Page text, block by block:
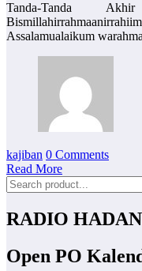
Tanda-Tanda
Assalamualaikum
kajiban 0 Comments
Read More
RADIO
Open PO